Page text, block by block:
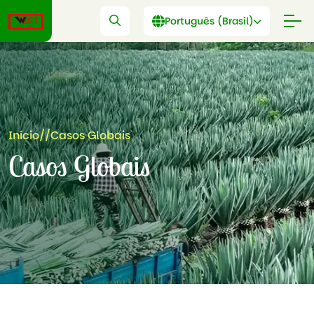
Português (Brasil)
Início//Casos Globais
Casos Globais